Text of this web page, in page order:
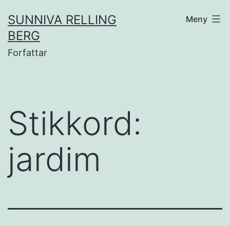
til
innhold
SUNNIVA RELLING
BERG
Forfattar
Meny
Stikkord:
jardim